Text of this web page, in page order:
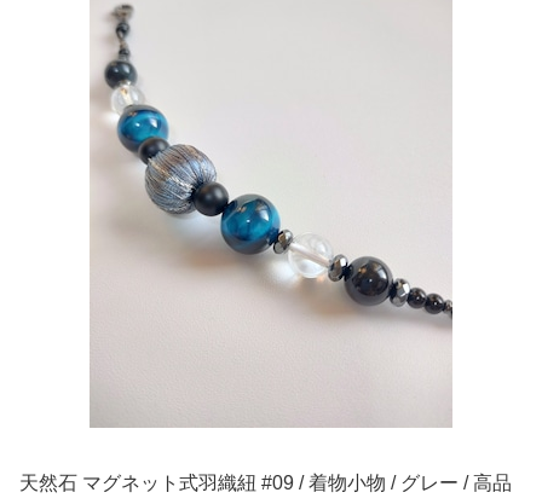
天然石 マグネット式羽織紐 #09 / 着物小物 / グレー / 高品